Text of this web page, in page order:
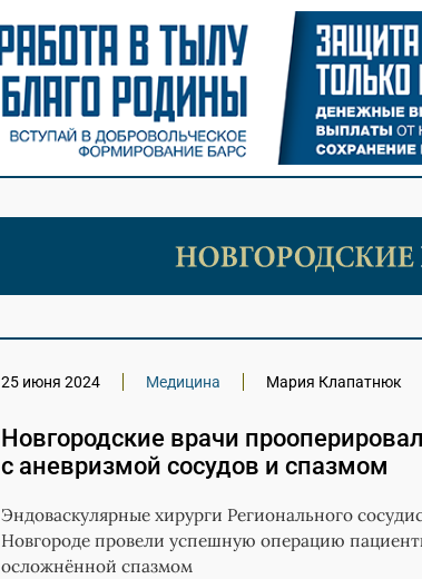
25 июня 2024 Медицина Мария Клапатнюк
Новгородские врачи
с аневризмой сосудов и спазмом
Эндоваскулярные хирурги Регионального
Новгороде провели успешную операцию
осложнённой спазмом